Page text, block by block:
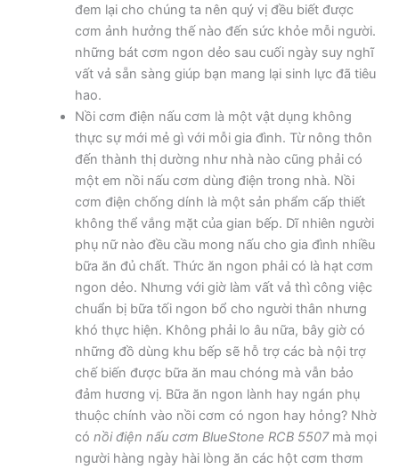
đem lại cho chúng ta nên quý vị đều biết được
cơm ảnh hưởng thế nào đến sức khỏe mỗi người.
những bát cơm ngon dẻo sau cuối ngày suy nghĩ
vất vả sẵn sàng giúp bạn mang lại sinh lực đã tiêu
hao.
Nồi cơm điện nấu cơm là một vật dụng không
thực sự mới mẻ gì với mỗi gia đình. Từ nông thôn
đến thành thị dường như nhà nào cũng phải có
một em nồi nấu cơm dùng điện trong nhà. Nồi
cơm điện chống dính là một sản phẩm cấp thiết
không thể vắng mặt của gian bếp. Dĩ nhiên người
phụ nữ nào đều cầu mong nấu cho gia đình nhiều
bữa ăn đủ chất. Thức ăn ngon phải có là hạt cơm
ngon dẻo. Nhưng với giờ làm vất vả thì công việc
chuẩn bị bữa tối ngon bổ cho người thân nhưng
khó thực hiện. Không phải lo âu nữa, bây giờ có
những đồ dùng khu bếp sẽ hỗ trợ các bà nội trợ
chế biến được bữa ăn mau chóng mà vẫn bảo
đảm hương vị. Bữa ăn ngon lành hay ngán phụ
thuộc chính vào nồi cơm có ngon hay hỏng? Nhờ
có nồi điện nấu cơm BlueStone RCB 5507mà mọi
người hàng ngày hài lòng ăn các hột cơm thơm